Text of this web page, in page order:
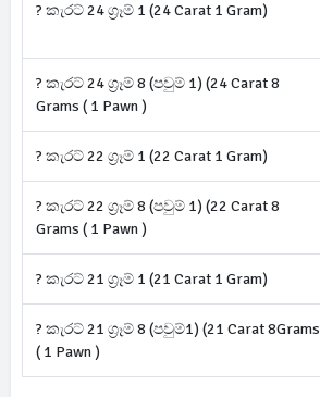
? කැරට් 24 ග්‍රෑම් 1 (24 Carat 1 Gram)
? කැරට් 24 ග්‍රෑම් 8 (පවුම් 1) (24 Carat 8
Grams ( 1 Pawn )
? කැරට් 22 ග්‍රෑම් 1 (22 Carat 1 Gram)
? කැරට් 22 ග්‍රෑම් 8 (පවුම් 1) (22 Carat 8
Grams ( 1 Pawn )
? කැරට් 21 ග්‍රෑම් 1 (21 Carat 1 Gram)
? කැරට් 21 ග්‍රෑම් 8 (පවුම්1) (21 Carat 8Grams
( 1 Pawn )